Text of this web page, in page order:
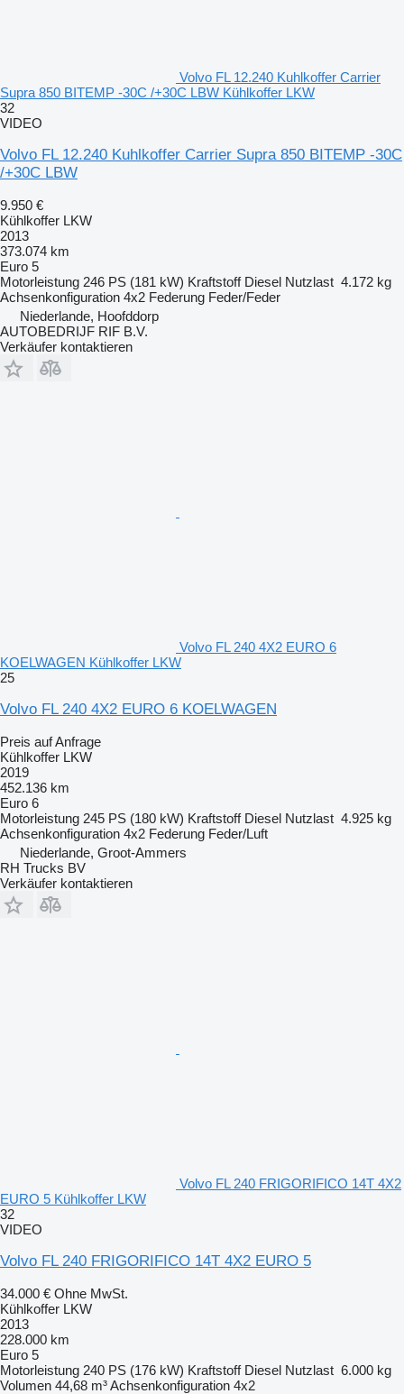
Volvo FL 12.240 Kuhlkoffer Carrier
Supra 850 BITEMP -30C /+30C LBW Kühlkoffer LKW
32
VIDEO
Volvo FL 12.240 Kuhlkoffer Carrier Supra 850 BITEMP -30C
/+30C LBW
9.950 €
Kühlkoffer LKW
2013
373.074 km
Euro 5
Motorleistung 246 PS (181 kW) Kraftstoff Diesel Nutzlast 4.172 kg
Achsenkonfiguration 4x2 Federung Feder/Feder
Niederlande, Hoofddorp
AUTOBEDRIJF RIF B.V.
Verkäufer kontaktieren
Volvo FL 240 4X2 EURO 6
KOELWAGEN Kühlkoffer LKW
25
Volvo FL 240 4X2 EURO 6 KOELWAGEN
Preis auf Anfrage
Kühlkoffer LKW
2019
452.136 km
Euro 6
Motorleistung 245 PS (180 kW) Kraftstoff Diesel Nutzlast 4.925 kg
Achsenkonfiguration 4x2 Federung Feder/Luft
Niederlande, Groot-Ammers
RH Trucks BV
Verkäufer kontaktieren
Volvo FL 240 FRIGORIFICO 14T 4X2
EURO 5 Kühlkoffer LKW
32
VIDEO
Volvo FL 240 FRIGORIFICO 14T 4X2 EURO 5
34.000 € Ohne MwSt.
Kühlkoffer LKW
2013
228.000 km
Euro 5
Motorleistung 240 PS (176 kW) Kraftstoff Diesel Nutzlast 6.000 kg
Volumen 44,68 m³Achsenkonfiguration 4x2